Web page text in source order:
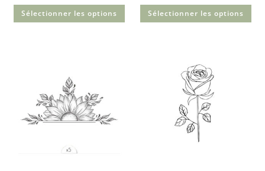
Sélectionner les options Sélectionner les options